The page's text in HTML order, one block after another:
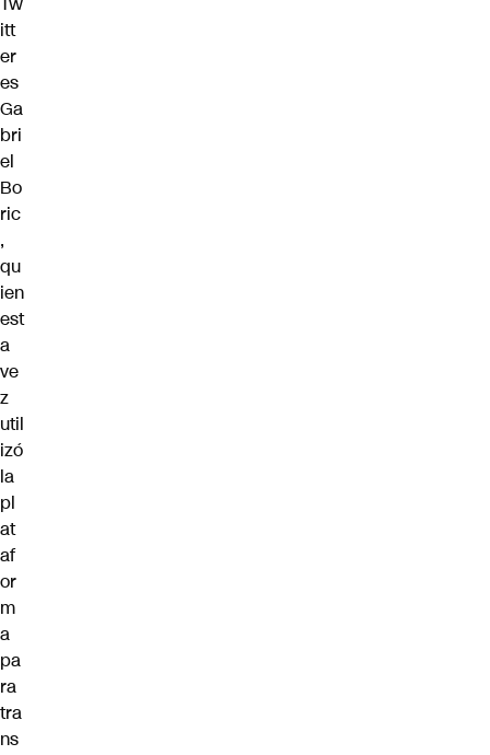
itt
er
es
Ga
bri
el
Bo
ric
,
qu
ien
est
a
ve
z
util
izó
la
pl
at
af
or
m
a
pa
ra
tra
ns